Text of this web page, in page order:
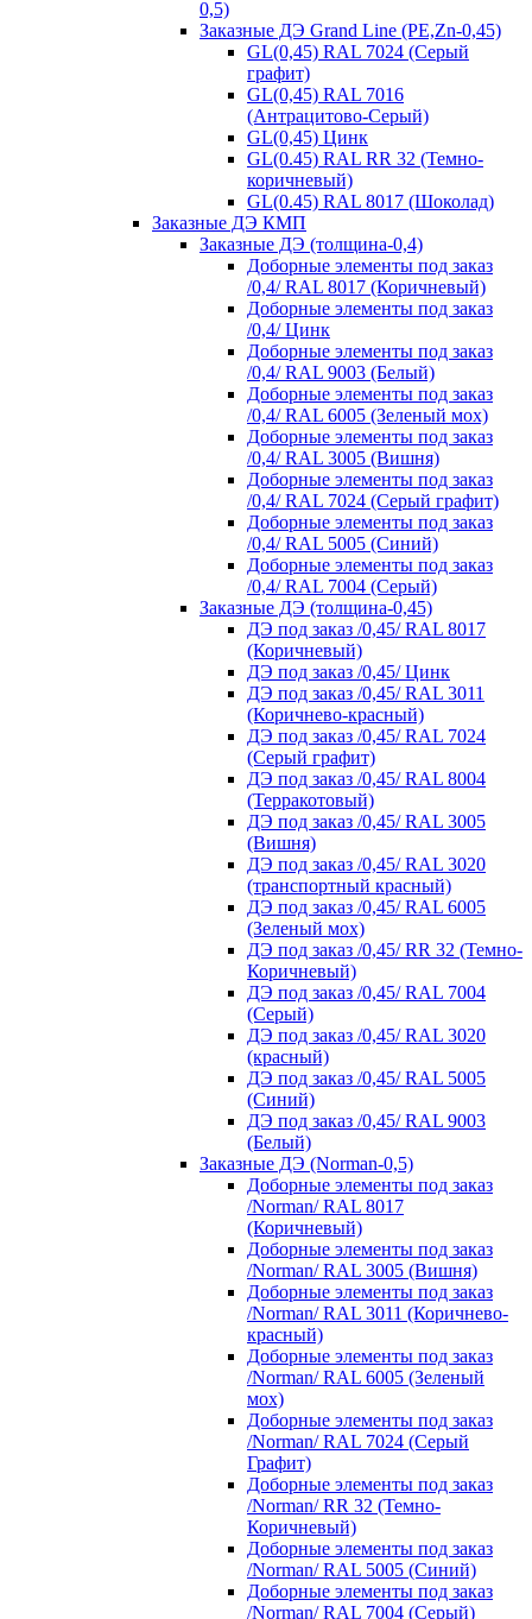
0,5)
Заказные ДЭ Grand Line (PE,Zn-0,45)
GL(0,45) RAL 7024 (Серый
графит)
GL(0,45) RAL 7016
(Антрацитово-Серый)
GL(0,45) Цинк
GL(0.45) RAL RR 32 (Темно-
коричневый)
GL(0.45) RAL 8017 (Шоколад)
Заказные ДЭ КМП
Заказные ДЭ (толщина-0,4)
Доборные элементы под заказ
/0,4/ RAL 8017 (Коричневый)
Доборные элементы под заказ
/0,4/ Цинк
Доборные элементы под заказ
/0,4/ RAL 9003 (Белый)
Доборные элементы под заказ
/0,4/ RAL 6005 (Зеленый мох)
Доборные элементы под заказ
/0,4/ RAL 3005 (Вишня)
Доборные элементы под заказ
/0,4/ RAL 7024 (Серый графит)
Доборные элементы под заказ
/0,4/ RAL 5005 (Синий)
Доборные элементы под заказ
/0,4/ RAL 7004 (Серый)
Заказные ДЭ (толщина-0,45)
ДЭ под заказ /0,45/ RAL 8017
(Коричневый)
ДЭ под заказ /0,45/ Цинк
ДЭ под заказ /0,45/ RAL 3011
(Коричнево-красный)
ДЭ под заказ /0,45/ RAL 7024
(Серый графит)
ДЭ под заказ /0,45/ RAL 8004
(Терракотовый)
ДЭ под заказ /0,45/ RAL 3005
(Вишня)
ДЭ под заказ /0,45/ RAL 3020
(транспортный красный)
ДЭ под заказ /0,45/ RAL 6005
(Зеленый мох)
ДЭ под заказ /0,45/ RR 32 (Темно-
Коричневый)
ДЭ под заказ /0,45/ RAL 7004
(Серый)
ДЭ под заказ /0,45/ RAL 3020
(красный)
ДЭ под заказ /0,45/ RAL 5005
(Синий)
ДЭ под заказ /0,45/ RAL 9003
(Белый)
Заказные ДЭ (Norman-0,5)
Доборные элементы под заказ
/Norman/ RAL 8017
(Коричневый)
Доборные элементы под заказ
/Norman/ RAL 3005 (Вишня)
Доборные элементы под заказ
/Norman/ RAL 3011 (Коричнево-
красный)
Доборные элементы под заказ
/Norman/ RAL 6005 (Зеленый
мох)
Доборные элементы под заказ
/Norman/ RAL 7024 (Серый
Графит)
Доборные элементы под заказ
/Norman/ RR 32 (Темно-
Коричневый)
Доборные элементы под заказ
/Norman/ RAL 5005 (Синий)
Доборные элементы под заказ
/Norman/ RAL 7004 (Серый)